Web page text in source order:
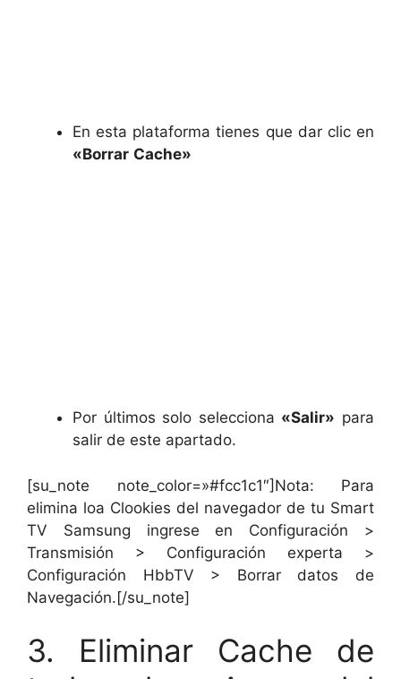
En esta plataforma tienes que dar clic en
«Borrar Cache»
Por últimos solo selecciona «Salir» para
salir de este apartado.
[su_note note_color=»#fcc1c1″]Nota: Para
elimina loa Clookies del navegador de tu Smart
TV Samsung ingrese en Configuración >
Transmisión > Configuración experta >
Configuración HbbTV > Borrar datos de
Navegación.[/su_note]
3. Eliminar Cache de